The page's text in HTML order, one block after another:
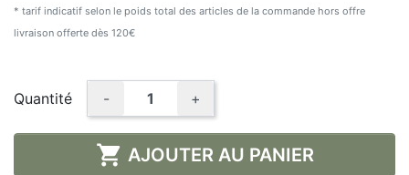
* tarif indicatif selon le poids total des articles de la commande hors offre
livraison offerte dès 120€
Quantité - +
 AJOUTER AU PANIER